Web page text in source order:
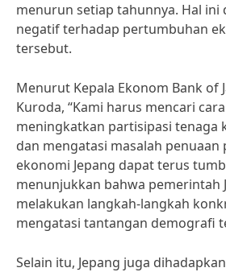
menurun setiap tahunnya. Hal ini
negatif terhadap pertumbuhan
tersebut.
Menurut Kepala Ekonom Bank of
Kuroda, “Kami harus mencari
meningkatkan partisipasi tenaga
dan mengatasi masalah
ekonomi Jepang dapat terus
menunjukkan bahwa pemerintah
melakukan langkah-langkah
mengatasi tantangan demografi
Selain itu, Jepang juga